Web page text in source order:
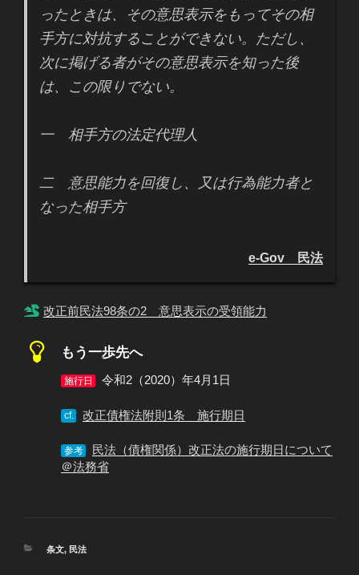
ったときは、その意思表示をもってその相
手方に対抗することができない。ただし、
次に掲げる者がその意思表示を知った後
は、この限りでない。
一 相手方の法定代理人
二 意思能力を回復し、又は行為能力者と
なった相手方
e-Gov 民法
改正前民法98条の2 意思表示の受領能力
もう一歩先へ
施行日 令和2（2020）年4月1日
cf. 改正債権法附則1条 施行期日
参考
民法（債権関係）改正法の施行期日について
＠法務省
カ
条文, 民法